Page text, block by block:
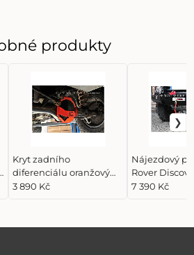
produkty
Kryt zadního
diferenciálu oranžový
Land Rover Discovery 2
3 890 Kč
Nájezdový
Rover
pozink. pro
7 390 Kč